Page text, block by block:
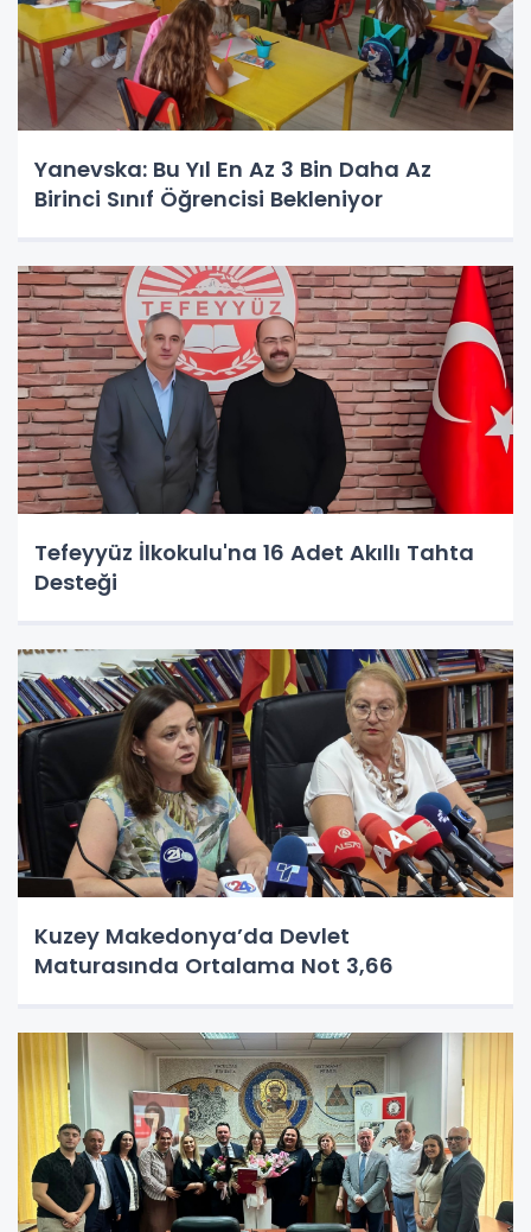
Yanevska: Bu Yıl En Az 3 Bin Daha Az
Birinci Sınıf Öğrencisi Bekleniyor
Tefeyyüz İlkokulu'na 16 Adet Akıllı Tahta
Desteği
Kuzey Makedonya’da Devlet
Maturasında Ortalama Not 3,66